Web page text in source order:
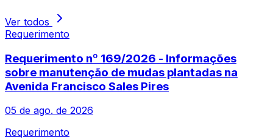
Ver todos
Requerimento
Requerimento nº 169/2026 - Informações
sobre manutenção de mudas plantadas na
Avenida Francisco Sales Pires
05 de ago. de 2026
Requerimento